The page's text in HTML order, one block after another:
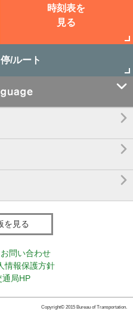
時刻表を
見る
/ルート




を見る
お問い合わせ
情報保護方針
通局HP
Copyright© 2015 Bureau of Transportation.